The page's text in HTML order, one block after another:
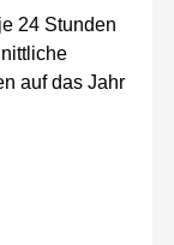
24 Stunden
auf das Jahr